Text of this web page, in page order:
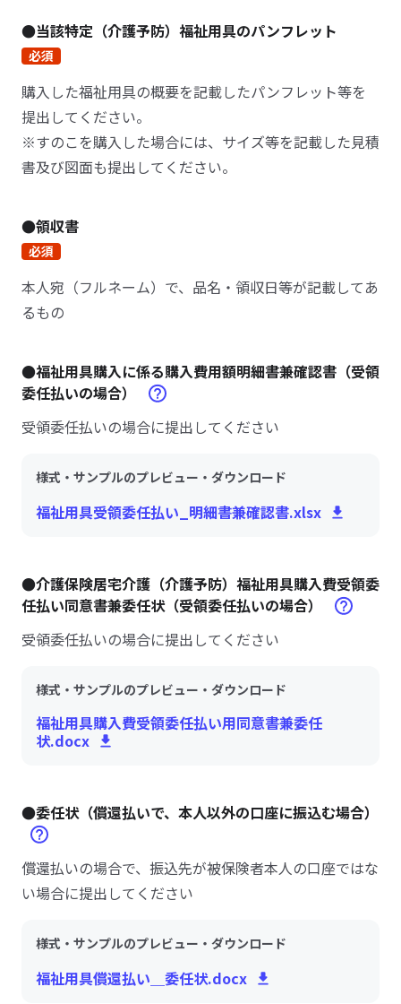
●当該特定（介護予防）福祉用具のパンフレット
必須
購入した福祉用具の概要を記載したパンフレット等を
提出してください。
※すのこを購入した場合には、サイズ等を記載した見積
書及び図面も提出してください。
●領収書
必須
本人宛（フルネーム）で、品名・領収日等が記載してあ
るもの
●福祉用具購入に係る購入費用額明細書兼確認書（受領
委任払いの場合）
受領委任払いの場合に提出してください
様式・サンプルのプレビュー・ダウンロード
福祉用具受領委任払い_明細書兼確認書.xlsx
●介護保険居宅介護（介護予防）福祉用具購入費受領委
任払い同意書兼委任状（受領委任払いの場合）
受領委任払いの場合に提出してください
様式・サンプルのプレビュー・ダウンロード
福祉用具購入費受領委任払い用同意書兼委任
状.docx
●委任状（償還払いで、本人以外の口座に振込む場合）
償還払いの場合で、振込先が被保険者本人の口座ではな
い場合に提出してください
様式・サンプルのプレビュー・ダウンロード
福祉用具償還払い＿委任状.docx